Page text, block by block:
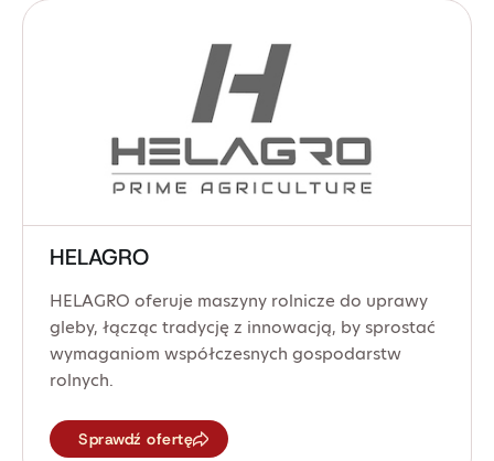
HELAGRO
HELAGRO oferuje maszyny rolnicze do uprawy
gleby, łącząc tradycję z innowacją, by sprostać
wymaganiom współczesnych gospodarstw
rolnych.
Sprawdź ofertę